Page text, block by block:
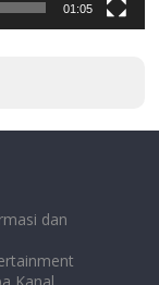
01:05
dan
Kanal.